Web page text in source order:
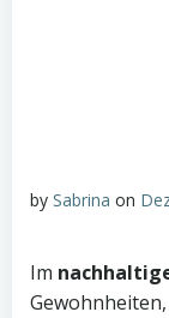
by Sabrina on
Im